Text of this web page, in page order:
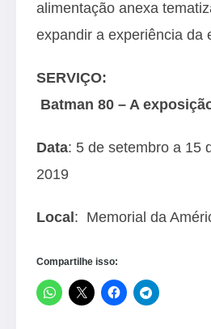
alimentação anexa
expandir a experiência da
SERVIÇO:
Batman 80 – A
Data: 5 de setembro a 15
2019
Local: Memorial da
Compartilhe isso: